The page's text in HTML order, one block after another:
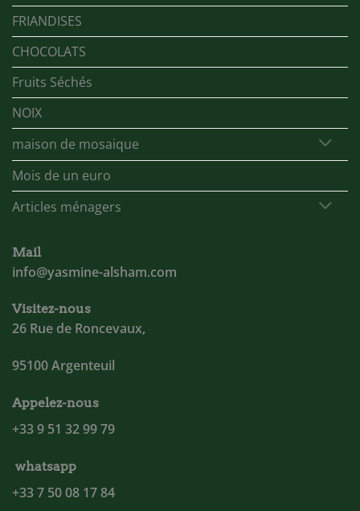
FRIANDISES
CHOCOLATS
Fruits Séchés
NOIX
maison de mosaique
Mois de un euro
Articles ménagers
Mail
info@yasmine-alsham.com
Visitez-nous
26 Rue de Roncevaux,
95100 Argenteuil
Appelez-nous
+33 9 51 32 99 79
whatsapp
+33 7 50 08 17 84